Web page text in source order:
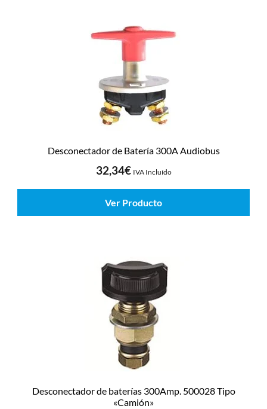
Desconectador de Batería 300A Audiobus
32,34€ IVA Incluído
Ver Producto
Desconectador de baterías 300Amp. 500028 Tipo
«Camión»